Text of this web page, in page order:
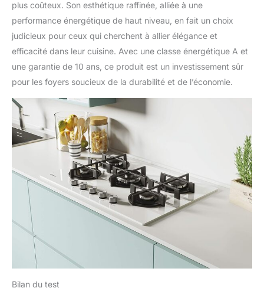
plus coûteux. Son esthétique raffinée, alliée à une
performance énergétique de haut niveau, en fait un choix
judicieux pour ceux qui cherchent à allier élégance et
efficacité dans leur cuisine. Avec une classe énergétique A et
une garantie de 10 ans, ce produit est un investissement sûr
pour les foyers soucieux de la durabilité et de l’économie.
Bilan du test